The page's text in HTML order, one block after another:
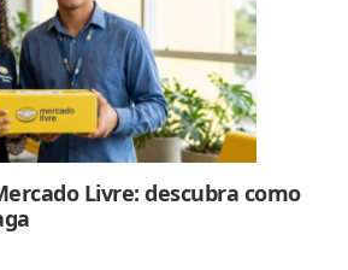
Livre: descubra como